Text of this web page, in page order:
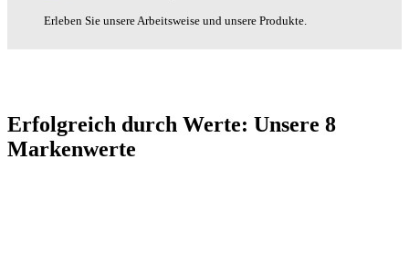
Erleben Sie unsere Arbeitsweise und unsere Produkte.
Erfolgreich durch Werte: Unsere 8
Markenwerte